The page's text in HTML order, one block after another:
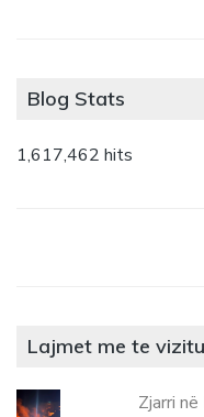
Blog Stats
1,617,462 hits
Lajmet me te
Zjarri